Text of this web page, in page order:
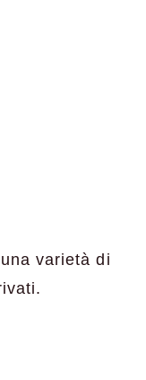
varietà di